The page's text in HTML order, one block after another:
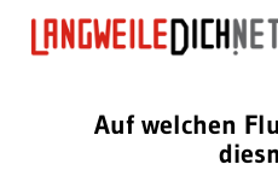
Auf welchen